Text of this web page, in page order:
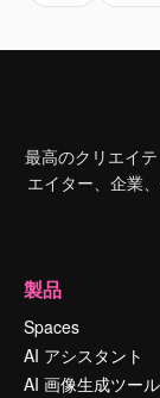
最高のクリエイ
エイター、企業
製品
Spaces
AI アシスタント
AI 画像生成ツール